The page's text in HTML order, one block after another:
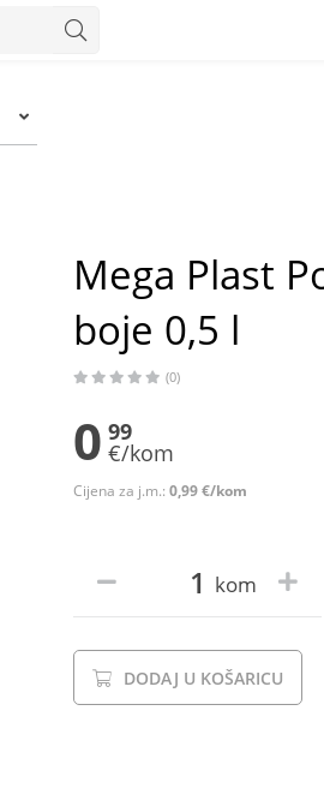
Mega Plast
boje 0,5 l
(0)
0 99
€/kom
Cijena za j.m.: 0,99 €/kom
kom
DODAJ U KOŠARICU